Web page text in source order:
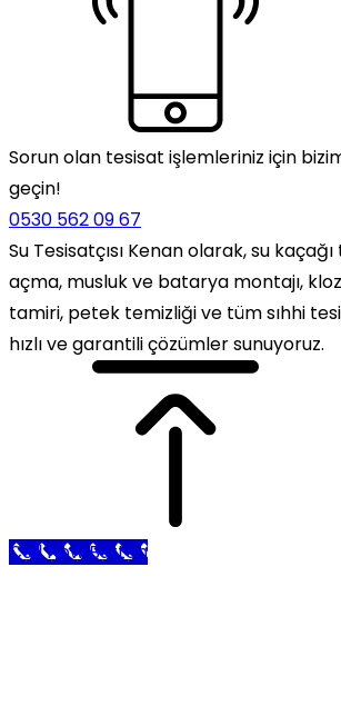
Sorun olan tesisat işlemleriniz için
geçin!
0530 562 09 67
Su Tesisatçısı Kenan olarak, su kaçağı
açma, musluk ve batarya montajı,
tamiri, petek temizliği ve tüm sıhhi
hızlı ve garantili çözümler sunuyoruz.
Call Now Button